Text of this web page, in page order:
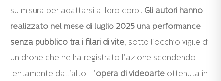
su misura per adattarsi ai loro corpi. Gli autori hanno
realizzato nel mese di luglio 2025 una performance
senza pubblico tra i filari di vite, sotto l’occhio vigile di
un drone che ne ha registrato l’azione scendendo
lentamente dall’alto. L’opera di videoarteottenuta in